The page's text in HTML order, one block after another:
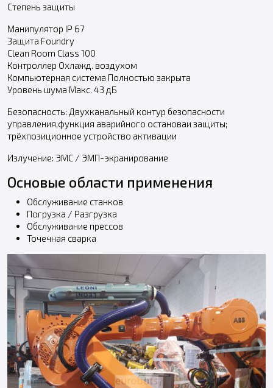
Степень защиты
Манипулятор IP 67
Защита Foundry
Clean Room Class 100
Контроллер Охлажд. воздухом
Компьютерная система Полностью закрыта
Уровень шума Макс. 43 дБ
Безопасность: Двухканальный контур безопасности
управления,функция аварийного остановаи защиты;
трёхпозиционное устройство активации
Излучение: ЭМС / ЭМП-экранирование
Основые области применения
Обслуживание станков
Погрузка / Разгрузка
Обслуживание прессов
Точечная сварка